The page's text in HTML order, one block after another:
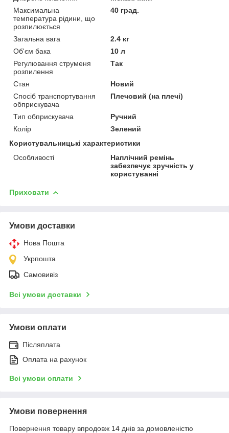
Максимальна
температура рідини, що
розпилюється
40 град.
Загальна вага
2.4 кг
Об'єм бака
10 л
Регулювання струменя
розпилення
Так
Стан
Новий
Спосіб транспортування
обприскувача
Плечовий (на плечі)
Тип обприскувача
Ручний
Колір
Зелений
Користувальницькі характеристики
Особливості
Наплічний ремінь
забезпечує зручність у
користуванні
Приховати
Умови доставки
Нова Пошта
Укрпошта
Самовивіз
Всі умови доставки
Умови оплати
Післяплата
Оплата на рахунок
Всі умови оплати
Умови повернення
Повернення товару впродовж 14 днів за домовленістю